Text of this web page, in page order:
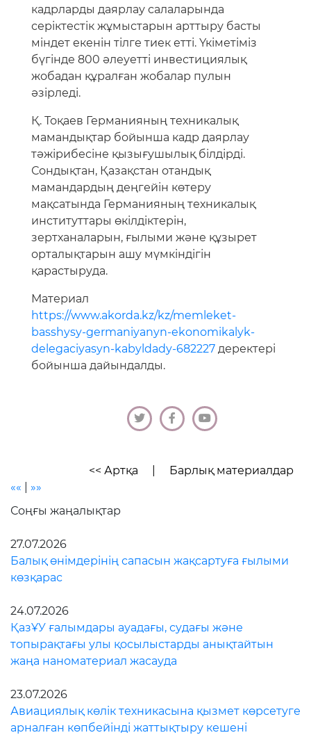
кадрларды даярлау салаларында
серіктестік жұмыстарын арттыру басты
міндет екенін тілге тиек етті. Үкіметіміз
бүгінде 800 әлеуетті инвестициялық
жобадан құралған жобалар пулын
әзірледі.
Қ. Тоқаев Германияның техникалық
мамандықтар бойынша кадр даярлау
тәжірибесіне қызығушылық білдірді.
Сондықтан, Қазақстан отандық
мамандардың деңгейін көтеру
мақсатында Германияның техникалық
институттары өкілдіктерін,
зертханаларын, ғылыми және құзырет
орталықтарын ашу мүмкіндігін
қарастыруда.
Материал
https://www.akorda.kz/kz/memleket-
basshysy-germaniyanyn-ekonomikalyk-
delegaciyasyn-kabyldady-682227 деректері
бойынша дайындалды.
<< Артқа
Барлық материалдар
««
»»
Соңғы жаңалықтар
27.07.2026
Балық өнімдерінің сапасын жақсартуға ғылыми
көзқарас
24.07.2026
ҚазҰУ ғалымдары ауадағы, судағы және
топырақтағы улы қосылыстарды анықтайтын
жаңа наноматериал жасауда
23.07.2026
Авиациялық көлік техникасына қызмет көрсетуге
арналған көпбейінді жаттықтыру кешені